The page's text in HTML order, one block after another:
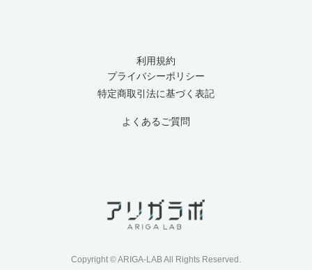
利用規約
プライバシーポリシー
特定商取引法に基づく表記
よくあるご質問
Copyright © ARIGA-LAB All Rights Reserved.